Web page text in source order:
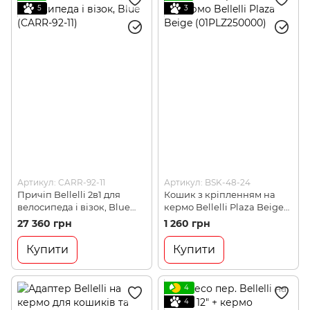
5
Артикул: CARR-92-11
Причіп Bellelli 2в1 для
велосипеда і візок, Blue
(CARR-92-11)
27 360 грн
Купити
3
Артикул: BSK-48-24
Кошик з кріпленням на
кермо Bellelli Plaza Beige
(01PLZ250000)
1 260 грн
Купити
4
4